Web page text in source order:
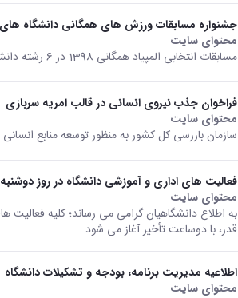
جشنواره مسابقات ورزش های همگانی دانشگاه
محتوای سایت
مسابقات انتخابی المپیاد همگانی 1398 در 6 رشته دانشجویان پسر و 7 رشته دانشجویان دختر برگزار شد.
فراخوان جذب نیروی انسانی در قالب امریه سربازی
محتوای سایت
سازمان بازرسی کل کشور به منظور توسعه منابع
فعالیت های اداری و آموزشی دانشگاه در روز دوشنبه 2/5 با دوساعت تأخیر آغاز می شود
محتوای سایت
قدر، با دوساعت تأخیر آغاز می شود
اطلاعیه مدیریت برنامه، بودجه و تشکیلات دانشگاه
محتوای سایت